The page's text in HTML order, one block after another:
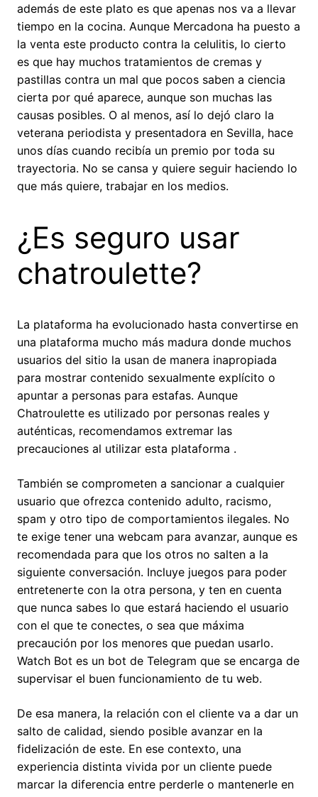
además de este plato es que apenas nos va a llevar
tiempo en la cocina. Aunque Mercadona ha puesto a
la venta este producto contra la celulitis, lo cierto
es que hay muchos tratamientos de cremas y
pastillas contra un mal que pocos saben a ciencia
cierta por qué aparece, aunque son muchas las
causas posibles. O al menos, así lo dejó claro la
veterana periodista y presentadora en Sevilla, hace
unos días cuando recibía un premio por toda su
trayectoria. No se cansa y quiere seguir haciendo lo
que más quiere, trabajar en los medios.
¿Es seguro usar
chatroulette?
La plataforma ha evolucionado hasta convertirse en
una plataforma mucho más madura donde muchos
usuarios del sitio la usan de manera inapropiada
para mostrar contenido sexualmente explícito o
apuntar a personas para estafas. Aunque
Chatroulette es utilizado por personas reales y
auténticas, recomendamos extremar las
precauciones al utilizar esta plataforma .
También se comprometen a sancionar a cualquier
usuario que ofrezca contenido adulto, racismo,
spam y otro tipo de comportamientos ilegales. No
te exige tener una webcam para avanzar, aunque es
recomendada para que los otros no salten a la
siguiente conversación. Incluye juegos para poder
entretenerte con la otra persona, y ten en cuenta
que nunca sabes lo que estará haciendo el usuario
con el que te conectes, o sea que máxima
precaución por los menores que puedan usarlo.
Watch Bot es un bot de Telegram que se encarga de
supervisar el buen funcionamiento de tu web.
De esa manera, la relación con el cliente va a dar un
salto de calidad, siendo posible avanzar en la
fidelización de este. En ese contexto, una
experiencia distinta vivida por un cliente puede
marcar la diferencia entre perderle o mantenerle en